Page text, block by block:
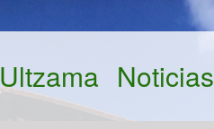
Ultzama Noticias